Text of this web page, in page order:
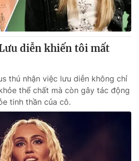
diễn khiến tôi mất
thú nhận việc lưu diễn không chỉ
thể chất mà còn gây tác động
tinh thần của cô.